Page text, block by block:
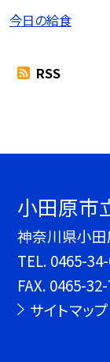
今日の給食
RSS
小田原市
神奈川県小
TEL. 0465-
FAX. 0465-
サイトマップ